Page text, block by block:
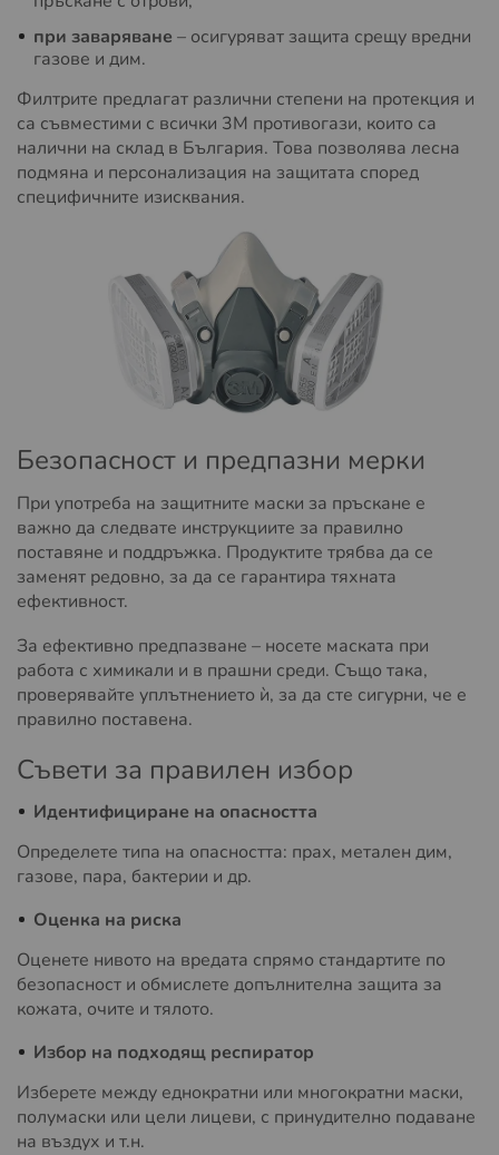
при заваряване – осигуряват защита срещу вредни
газове и дим.
Филтрите предлагат различни степени на протекция и
са съвместими с всички 3M противогази, които са
налични на склад в България. Това позволява лесна
подмяна и персонализация на защитата според
специфичните изисквания.
Безопасност и предпазни мерки
При употреба на защитните маски за пръскане е
важно да следвате инструкциите за правилно
поставяне и поддръжка. Продуктите трябва да се
заменят редовно, за да се гарантира тяхната
ефективност.
За ефективно предпазване – носете маската при
работа с химикали и в прашни среди. Също така,
проверявайте уплътнението ѝ, за да сте сигурни, че е
правилно поставена.
Съвети за правилен избор
Идентифициране на опасността
Определете типа на опасността: прах, метален дим,
газове, пара, бактерии и др.
Оценка на риска
Оценете нивото на вредата спрямо стандартите по
безопасност и обмислете допълнителна защита за
кожата, очите и тялото.
Избор на подходящ респиратор
Изберете между еднократни или многократни маски,
полумаски или цели лицеви, с принудително подаване
на въздух и т.н.